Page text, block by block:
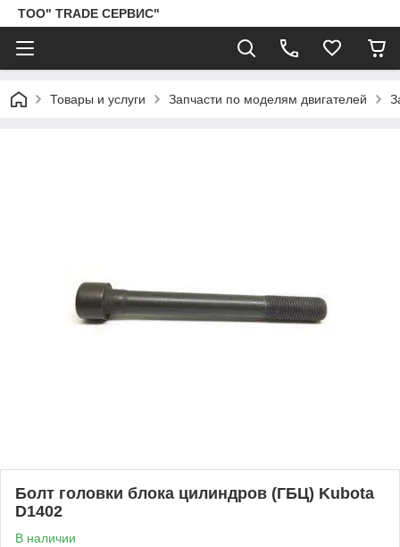
ТОО" TRADE СЕРВИС"
Товары и услуги Запчасти по моделям двигателей
Болт головки блока цилиндров (ГБЦ) Kubota
D1402
В наличии